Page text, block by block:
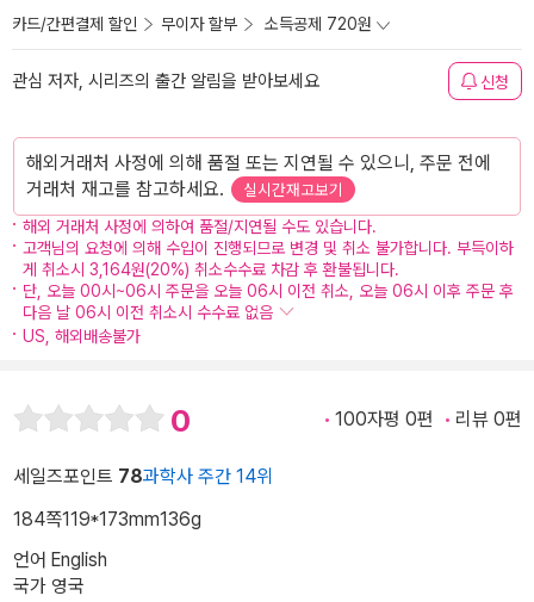
카드/간편결제 할인 무이자 할부 소득공제 720원
관심 저자, 시리즈의 출간 알림을 받아보세요 신청
해외거래처 사정에 의해 품절 또는 지연될 수 있으니, 주문 전에
거래처 재고를 참고하세요.
실시간재고보기
해외 거래처 사정에 의하여 품절/지연될 수도 있습니다.
고객님의 요청에 의해 수입이 진행되므로 변경 및 취소 불가합니다. 부득이하
게 취소시 3,164원(20%) 취소수수료 차감 후 환불됩니다.
단, 오늘 00시~06시 주문을 오늘 06시 이전 취소, 오늘 06시 이후 주문 후
다음 날 06시 이전 취소시 수수료 없음
US, 해외배송불가
0 100자평 0편 리뷰 0편
세일즈포인트 78과학사 주간 14위
184쪽119*173mm136g
언어 English
국가 영국